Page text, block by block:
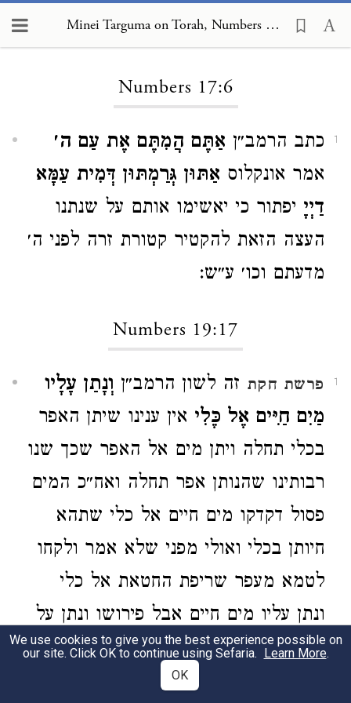
Minei Targuma on Torah, Numbers 17:6
Numbers 17:6
1 כתב הרמב״ן אַתֶּם הֲמִתֶּם אֶת עַם ה׳
אמר אונקלוס אַתּוּן גְּרַמְתּוּן דְּמִית עַמָּא
דַיְיָ יפתור כי יאשימו אותם על שנתנו
העצה הזאת להקטיר קטורת זרה לפני ה׳
מדעתם וכו׳ ע״ש:
Numbers 19:17
1 פרשת חקת זה לשון הרמב״ן וְנָתַן עָלָיו
מַיִם חַיִּים אֶל כֶּלִי אין ענינו שיתן האפר
בכלי תחלה ויתן מים אל האפר שכך שנו
רבותינו שהנותן אפר תחלה ואח״כ המים
פסול דקדקו מים חיים אל כלי שתהא
חיותן בכלי ואולי מפני שלא אמר ולקחו
לטמא מעפר שריפת החטאת אל כלי
ונתן עליו מים חיים אבל פירושו ונתן על
האפר מים חיים שהוא בכלי לומר
שיערוב האפר במים שבכלי עד שהיו
We use cookies to give you the best experience possible on
our site. Click OK to continue using Sefaria. Learn More.
OK